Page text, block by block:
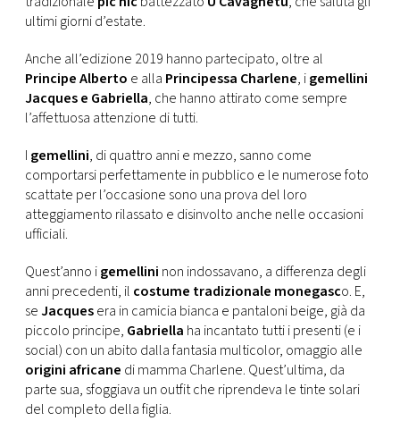
CONSIGLIA
ultimi giorni d’estate.
Anche all’edizione 2019 hanno partecipato, oltre al
Principe Alberto e alla Principessa Charlene, igemellini
Jacques e Gabriella, che hanno attirato come sempre
l’affettuosa attenzione di tutti.
I gemellini, di quattro anni e mezzo, sanno come
comportarsi perfettamente in pubblico e le numerose foto
scattate per l’occasione sono una prova del loro
atteggiamento rilassato e disinvolto anche nelle occasioni
ufficiali.
Quest’anno igemellini non indossavano, a differenza degli
anni precedenti, il costume tradizionale monegasco. E,
seJacquesera in camicia bianca e pantaloni beige, già da
piccolo principe, Gabriella ha incantato tutti i presenti (e i
social) con un abito dalla fantasia multicolor, omaggio alle
origini africane di mamma Charlene. Quest’ultima, da
parte sua, sfoggiava un outfit che riprendeva le tinte solari
del completo della figlia.